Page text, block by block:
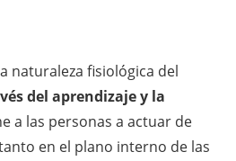
naturaleza fisiológica del
del aprendizaje y la
a las personas a actuar de
en el plano interno de las